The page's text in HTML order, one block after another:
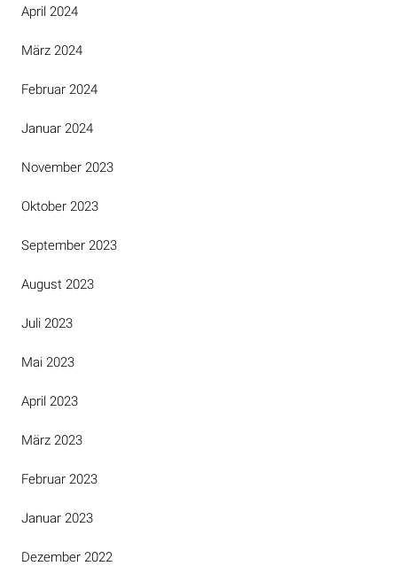
April 2024
März 2024
Februar 2024
Januar 2024
November 2023
Oktober 2023
September 2023
August 2023
Juli 2023
Mai 2023
April 2023
März 2023
Februar 2023
Januar 2023
Dezember 2022